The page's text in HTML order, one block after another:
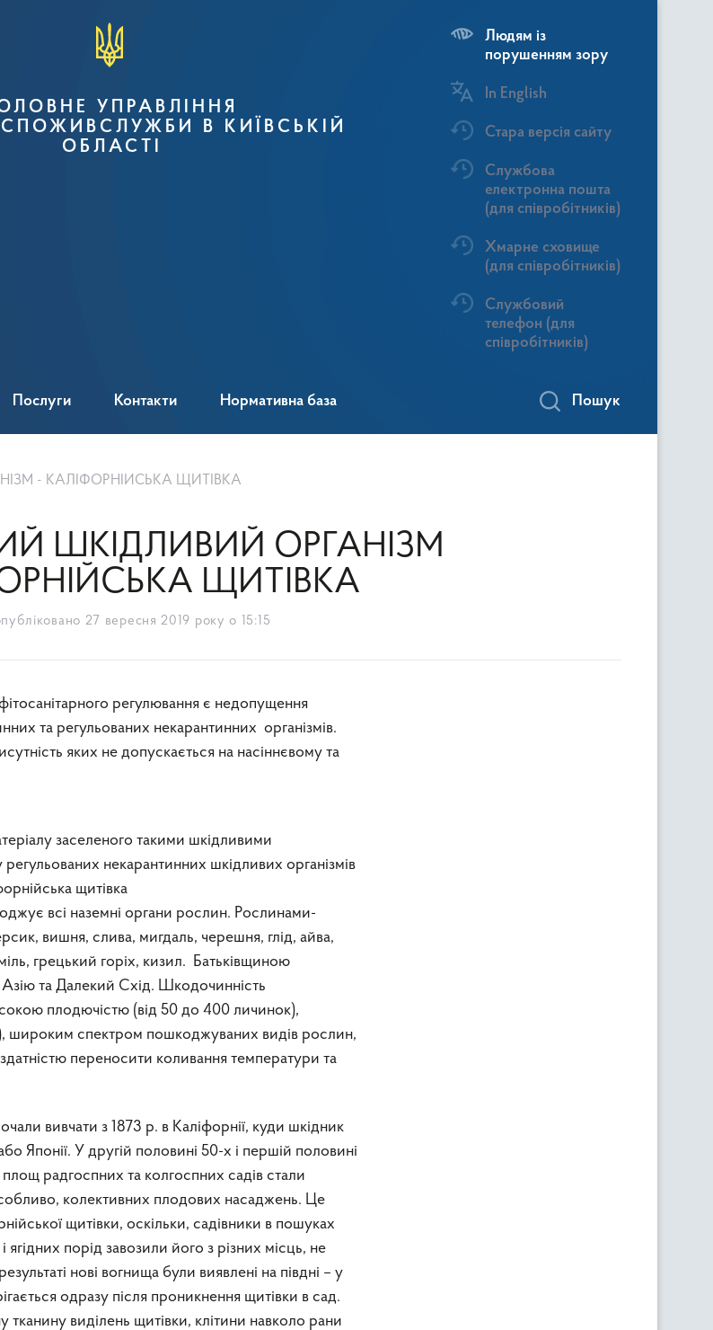
УПРАВЛІННЯ
В КИЇВСЬКІЙ
ОБЛАСТІ
Людям із
порушенням зору
In English
Стара версія сайту
Службова
електронна пошта
(для співробітників)
Хмарне сховище
(для співробітників)
Службовий
телефон (для
співробітників)
Послуги Контакти Нормативна база Пошук
- КАЛІФОРНІЙСЬКА ЩИТІВКА
ШКІДЛИВИЙ ОРГАНІЗМ
ЩИТІВКА
27 вересня 2019 року о 15:15
та регульованих некарантинних організмів.
яких не допускається на насіннєвому та
заселеного такими шкідливими
некарантинних шкідливих організмів
щитівка
вci наземні органи рослин. Рослинами-
вишня, слива, мигдаль, черешня, глід, айва,
грецький горіх, кизил. Батьківщиною
Азію та Далекий Схід. Шкодочинність
плодючістю (від 50 до 400 личинок),
широким спектром пошкоджуваних видів рослин,
переносити коливання температури та
вивчати з 1873 р. в Каліфорнії, куди шкідник
Японії. У другій половині 50-х і першій половині
радгоспних та колгоспних садів стали
колективних плодових насаджень. Це
щитівки, оскільки, садівники в пошуках
порід завозили його з різних місць, не
нові вогнища були виявлені на півдні – у
одразу після проникнення щитівки в сад.
виділень щитівки, клітини навколо рани